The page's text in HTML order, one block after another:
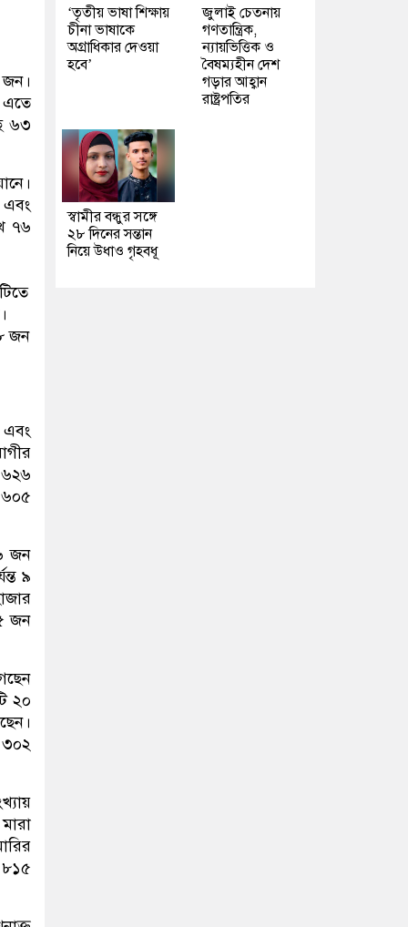
এতে
৬৩
এবং
৭৬
জন
৬০৫
জন
৯
জন
২০
৮১৫
‘তৃতীয় ভাষা শিক্ষায়
চীনা ভাষাকে
অগ্রাধিকার দেওয়া
হবে’
জুলাই চেতনায়
গণতান্ত্রিক,
ন্যায়ভিত্তিক ও
বৈষম্যহীন দেশ
গড়ার আহ্বান
রাষ্ট্রপতির
স্বামীর বন্ধুর সঙ্গে
২৮ দিনের সন্তান
নিয়ে উধাও গৃহবধূ